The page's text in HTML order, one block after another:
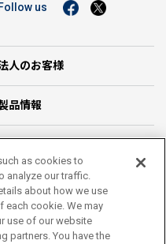
Follow us
人のお客様
品情報
電・緊急時の対応
as cookies to
analyze our traffic.
about how we use
each cookie. We may
use of our website
partners. You have the